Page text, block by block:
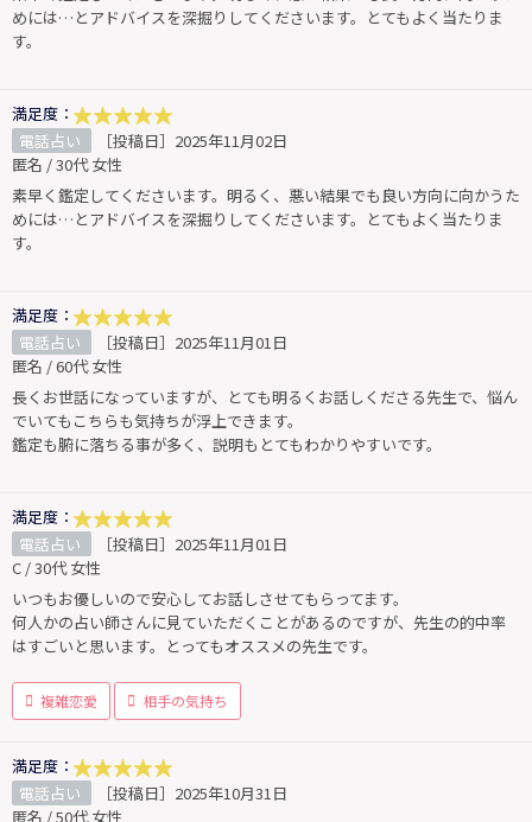
めには…とアドバイスを深掘りしてくださいます。とてもよく当たりま
す。
満足度：
電話占い
［投稿日］2025年11月02日
匿名 / 30代 女性
素早く鑑定してくださいます。明るく、悪い結果でも良い方向に向かうた
めには…とアドバイスを深掘りしてくださいます。とてもよく当たりま
す。
満足度：
電話占い
［投稿日］2025年11月01日
匿名 / 60代 女性
長くお世話になっていますが、とても明るくお話しくださる先生で、悩ん
でいてもこちらも気持ちが浮上できます。
鑑定も腑に落ちる事が多く、説明もとてもわかりやすいです。
満足度：
電話占い
［投稿日］2025年11月01日
C / 30代 女性
いつもお優しいので安心してお話しさせてもらってます。
何人かの占い師さんに見ていただくことがあるのですが、先生の的中率
はすごいと思います。とってもオススメの先生です。
複雑恋愛 相手の気持ち
満足度：
電話占い
［投稿日］2025年10月31日
匿名 / 50代 女性